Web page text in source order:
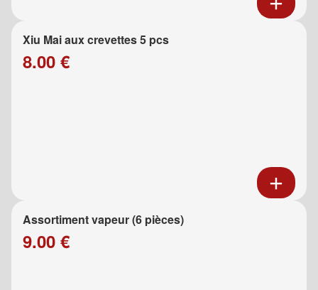
Xiu Mai aux crevettes 5 pcs
8.00 €
Assortiment vapeur (6 pièces)
9.00 €